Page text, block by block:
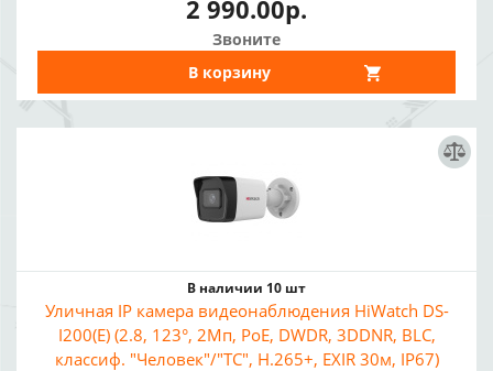
2 990.00р.
Звоните
В корзину
В наличии 10 шт
Уличная IP камера видеонаблюдения HiWatch DS-
I200(E) (2.8, 123°, 2Мп, PoE, DWDR, 3DDNR, BLC,
классиф. "Человек"/"ТС", H.265+, EXIR 30м, IP67)